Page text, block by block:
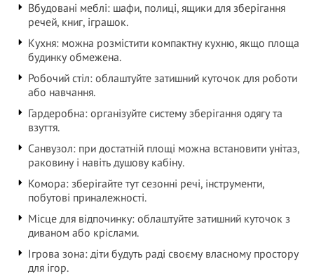
Вбудовані меблі: шафи, полиці, ящики для зберігання
речей, книг, іграшок.
Кухня: можна розмістити компактну кухню, якщо площа
будинку обмежена.
Робочий стіл: облаштуйте затишний куточок для роботи
або навчання.
Гардеробна: організуйте систему зберігання одягу та
взуття.
Санвузол: при достатній площі можна встановити унітаз,
раковину і навіть душову кабіну.
Комора: зберігайте тут сезонні речі, інструменти,
побутові приналежності.
Місце для відпочинку: облаштуйте затишний куточок з
диваном або кріслами.
Ігрова зона: діти будуть раді своєму власному простору
для ігор.